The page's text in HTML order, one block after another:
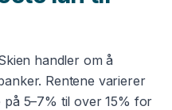
handler om å
Rentene varierer
5–7% til over 15% for